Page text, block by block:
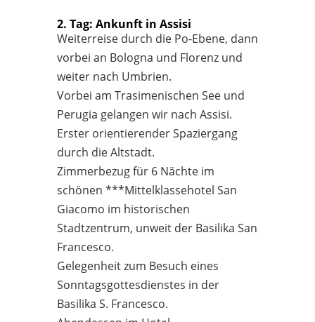
2. Tag: Ankunft in Assisi
Weiterreise durch die Po-Ebene, dann
vorbei an Bologna und Florenz und
weiter nach Umbrien.
Vorbei am Trasimenischen See und
Perugia gelangen wir nach Assisi.
Erster orientierender Spaziergang
durch die Altstadt.
Zimmerbezug für 6 Nächte im
schönen ***Mittelklassehotel San
Giacomo im historischen
Stadtzentrum, unweit der Basilika San
Francesco.
Gelegenheit zum Besuch eines
Sonntagsgottesdienstes in der
Basilika S. Francesco.